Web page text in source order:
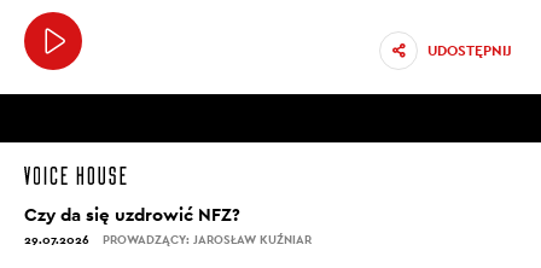
UDOSTĘPNIJ
Czy da się uzdrowić NFZ?
29.07.2026 PROWADZĄCY: JAROSŁAW KUŹNIAR